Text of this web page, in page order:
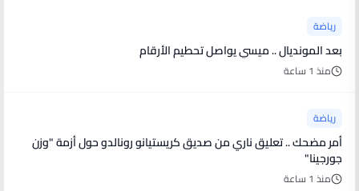
رياضة
بعد المونديال .. ميسي يواصل تحطيم الأرقام
منذ 1 ساعة
رياضة
أمر مضحك .. تعليق ناري من صديق كريستيانو رونالدو حول أزمة "وزن
جورجينا"
منذ 1 ساعة